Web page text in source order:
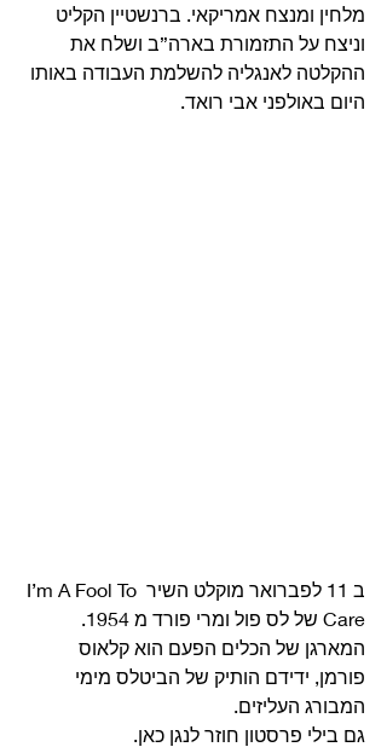
מלחין ומנצח אמריקאי. ברנשטיין הקליט
וניצח על התזמורת בארה”ב ושלח את
ההקלטה לאנגליה להשלמת העבודה באותו
היום באולפני אבי רואד.
ב 11 לפברואר מוקלט השיר I’m A Fool To
Care של לס פול ומרי פורד מ 1954.
המארגן של הכלים הפעם הוא קלאוס
פורמן, ידידם הותיק של הביטלס מימי
המבורג העליזים.
גם בילי פרסטון חוזר לנגן כאן.